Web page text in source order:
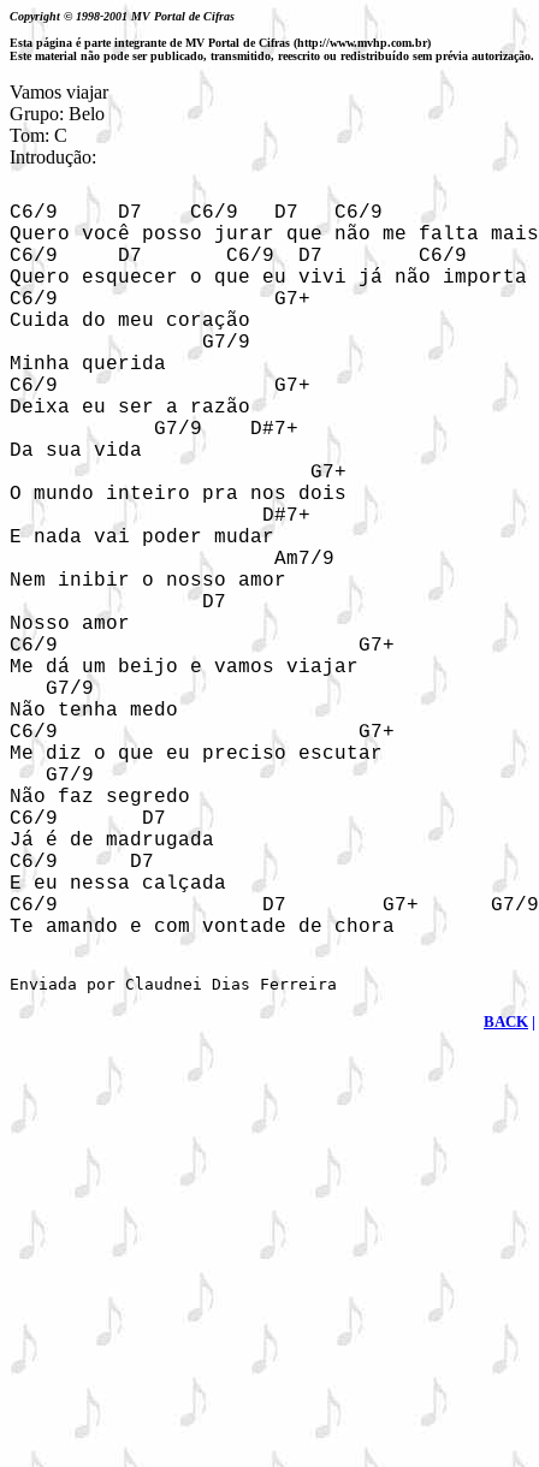
Copyright © 1998-2001 MV Portal de Cifras
Esta página é parte integrante de MV Portal de Cifras (http://www.mvhp.com.br)
Este material não pode ser publicado, transmitido, reescrito ou redistribuído sem prévia autorização.
Vamos viajar
Grupo: Belo
Tom: C
Introdução:
C6/9     D7    C6/9   D7   C6/9
Quero você posso jurar que não me falta
C6/9     D7       C6/9  D7        C6/9
Quero esquecer o que eu vivi já não importa
C6/9                  G7+
Cuida do meu coração
                G7/9
Minha querida
C6/9                  G7+
Deixa eu ser a razão
            G7/9    D#7+
Da sua vida
                         G7+
O mundo inteiro pra nos dois
                     D#7+
E nada vai poder mudar
                      Am7/9
Nem inibir o nosso amor
                D7
Nosso amor
C6/9                         G7+
Me dá um beijo e vamos viajar
   G7/9
Não tenha medo
C6/9
Me diz o que eu preciso escutar
   G7/9
Não faz segredo
C6/9       D7
Já é de madrugada
C6/9      D7
E eu nessa calçada
C6/9                 D7        G7+
Te amando e com vontade de chora
Enviada por Claudnei Dias Ferreira
BACK |